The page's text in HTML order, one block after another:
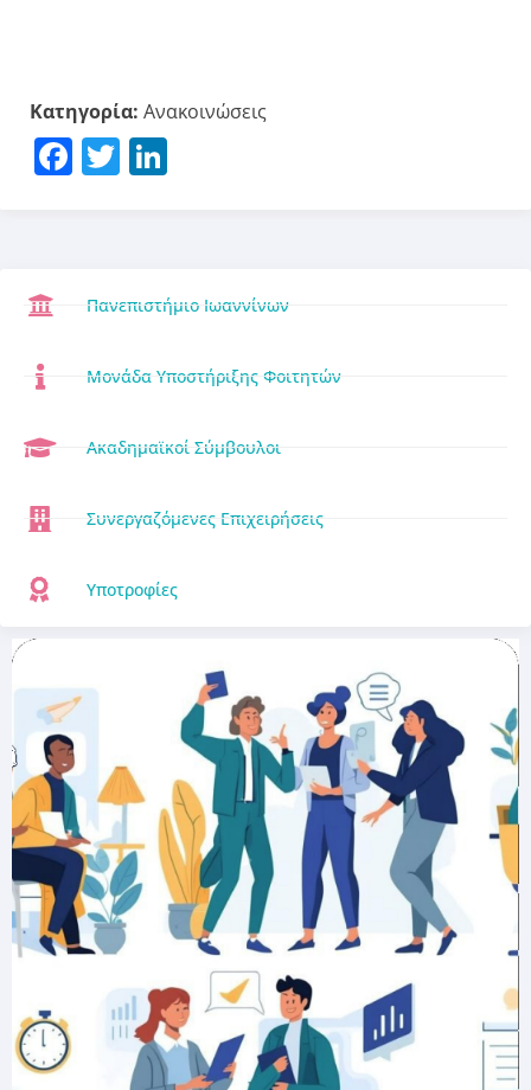
Κατηγορία: Ανακοινώσεις
Facebook
Twitter
Πανεπιστήμιο Ιωαννίνων
Μονάδα Υποστήριξης Φοιτητών
Ακαδημαϊκοί Σύμβουλοι
Συνεργαζόμενες Επιχειρήσεις
Υποτροφίες